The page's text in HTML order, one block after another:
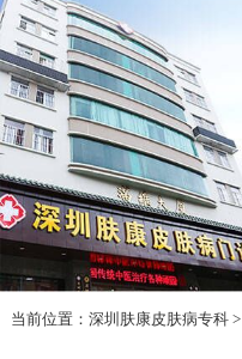
当前位置： 深圳肤康皮肤病专科>